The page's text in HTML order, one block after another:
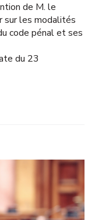
de M. le
sur les modalités
code pénal et ses
du 23